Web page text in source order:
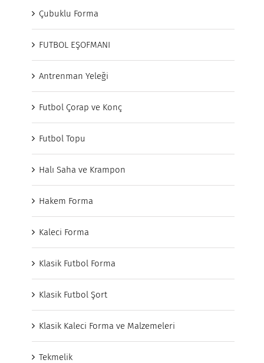
Çubuklu Forma
FUTBOL EŞOFMANI
Antrenman Yeleği
Futbol Çorap ve Konç
Futbol Topu
Halı Saha ve Krampon
Hakem Forma
Kaleci Forma
Klasik Futbol Forma
Klasik Futbol Şort
Klasik Kaleci Forma ve Malzemeleri
Tekmelik